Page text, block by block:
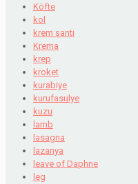
Köfte
kol
krem şanti
Krema
krep
kroket
kurabiye
kurufasulye
kuzu
lamb
lasagna
lazanya
leave of Daphne
leg